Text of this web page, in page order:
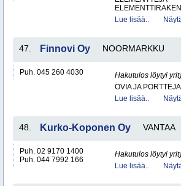
Lue lisää..
47. Finnovi Oy NOORMARKKU
Puh. 045 260 4030
Hakutulos löytyi
OVIA JA PORTTEJA
Lue lisää..
48. Kurko-Koponen Oy VANTAA
Puh. 02 9170 1400
Puh. 044 7992 166
Hakutulos löytyi
Lue lisää..